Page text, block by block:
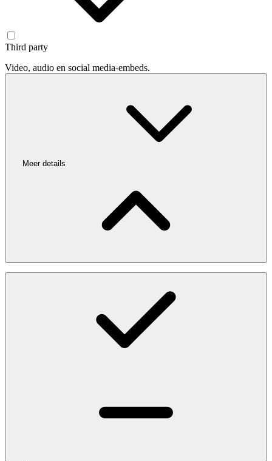
Third party
Video, audio en social media-embeds.
Meer details